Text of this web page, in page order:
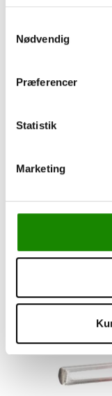
Nødvendig
Præferencer
Statistik
Marketing
Leasing
Kurser
Forside -